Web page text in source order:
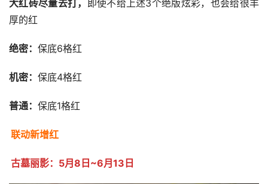
大红砖尽量去打， 即使不给上述3个绝版炫彩，也会给很丰
厚的红
绝密： 保底6格红
机密： 保底4格红
普通： 保底1格红
联动新增红
古墓丽影：5月8日~6月13日